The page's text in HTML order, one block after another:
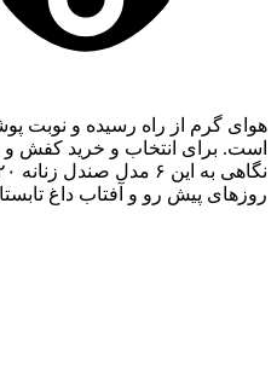
هوای گرم از راه رسیده و نوبت
است. برای انتخاب و خرید کفش و
روزهای پیش رو و آفتاب داغ